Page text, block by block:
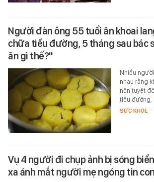
Người đàn ông 55 tuổi ăn khoai
chữa tiểu đường, 5 tháng sau bác
ăn gì thế?"
Nhiều
nhau rằng
nên tuyệt
tiểu đường,
SỨC KHỎE -
Vụ 4 người đi chụp ảnh bị sóng
xa ánh mắt người mẹ ngóng tin